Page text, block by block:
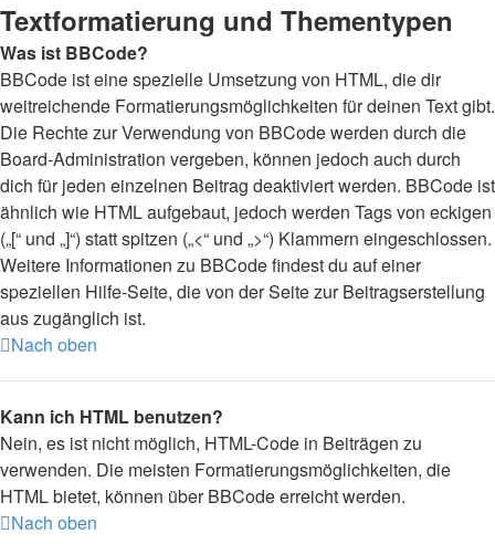
Textformatierung und Thementypen
Was ist BBCode?
BBCode ist eine spezielle Umsetzung von HTML, die dir
weitreichende Formatierungsmöglichkeiten für deinen Text gibt.
Die Rechte zur Verwendung von BBCode werden durch die
Board-Administration vergeben, können jedoch auch durch
dich für jeden einzelnen Beitrag deaktiviert werden. BBCode ist
ähnlich wie HTML aufgebaut, jedoch werden Tags von eckigen
(„[“ und „]“) statt spitzen („<“ und „>“) Klammern eingeschlossen.
Weitere Informationen zu BBCode findest du auf einer
speziellen Hilfe-Seite, die von der Seite zur Beitragserstellung
aus zugänglich ist.
Nach oben
Kann ich HTML benutzen?
Nein, es ist nicht möglich, HTML-Code in Beiträgen zu
verwenden. Die meisten Formatierungsmöglichkeiten, die
HTML bietet, können über BBCode erreicht werden.
Nach oben